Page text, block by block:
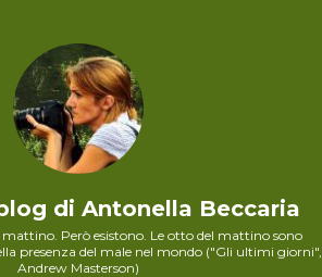
di Antonella Beccaria
mattino. Però esistono. Le otto del mattino sono
presenza del male nel mondo ("Gli ultimi giorni",
Andrew Masterson)